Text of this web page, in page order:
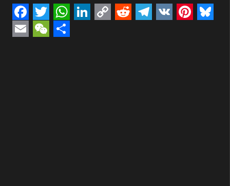
Facebook
TwitterWhatsApp